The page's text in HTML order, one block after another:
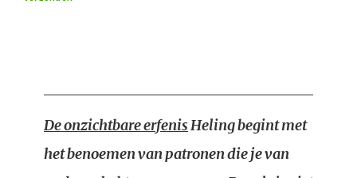
De onzichtbare erfenisHeling begint met
het benoemen van patronen die je van